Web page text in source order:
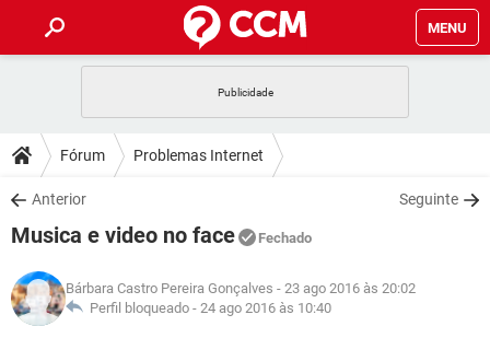
MENU
CELULAR FACEBOOK
OUTLOOK
INSTAGRAM GMAIL
GUIA DE COMPRAS
DICAS
JOGOS WHATSAPP
INSTAGRAM GMAIL
GUIA DE COMPRAS
DOWNLOADS
JOGOS WHATSAPP
CELULAR
OUTLOOK EXCEL
JOGOS WHATSAPP
CELULAR
GLOSSÁRIO
Fórum Problemas Internet
Anterior Seguinte
Musica e video no face Fechado
Bárbara Castro Pereira Gonçalves - 23 ago 2016 às 20:02
Perfil bloqueado - 24 ago 2016 às 10:40